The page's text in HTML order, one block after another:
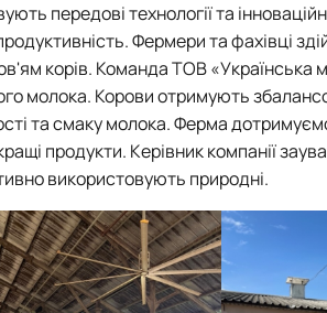
передові технології та
Фермери та фахівці
корів. Команда ТОВ
молока. Корови отримують
та смаку молока. Ферма
продукти. Керівник компанії
використовують природні.